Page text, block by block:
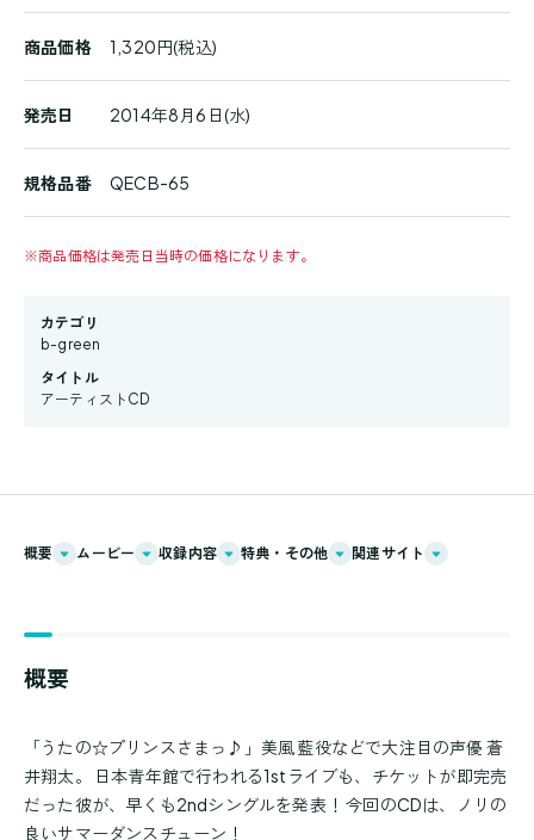
詳
細
商品価格 1,320円(税込)
発売日 2014年8月6日(水)
規格品番 QECB-65
※商品価格は発売日当時の価格になります。
カテゴリ
b-green
タイトル
アーティストCD
概要 ムービー 収録内容 特典・その他 関連サイト
概要
「うたの☆プリンスさまっ♪」美風 藍役などで大注目の声優 蒼
井翔太。 日本青年館で行われる1stライブも、チケットが即完売
だった彼が、早くも2ndシングルを発表！ 今回のCDは、ノリの
良いサマーダンスチューン！